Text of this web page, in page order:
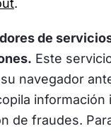
.
de
Este
navegador
de fraudes.